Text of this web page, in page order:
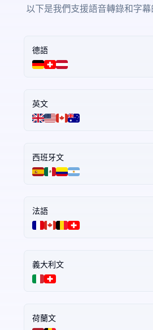
以下是我們支援語音轉錄和字
德語
英文
西班牙文
法語
義大利文
荷蘭文